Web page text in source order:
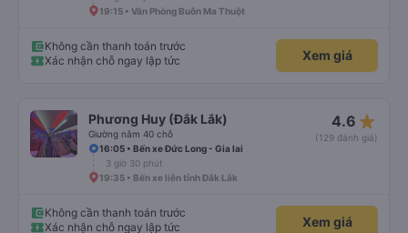
19:15 • Văn Phòng Buôn Ma Thuột
Không cần thanh toán trước
Xác nhận chỗ ngay lập tức
Xem giá
Phương Huy (Đắk Lắk)
Giường nằm 40 chỗ
4.6 star_rate
(129 đánh giá)
16:05 • Bến xe Đức Long - Gia lai
3 giờ 30 phút
19:35 • Bến xe liên tỉnh Đắk Lắk
Không cần thanh toán trước
Xác nhận chỗ ngay lập tức
Xem giá